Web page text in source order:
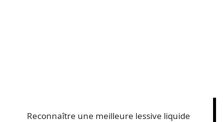
Reconnaître une meilleure lessive liquide